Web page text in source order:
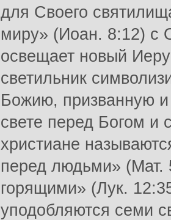
для Своего
миру» (Иоан. 8:12) с
освещает новый
светильник
Божию, призванную и
свете перед Богом и
христиане
перед людьми» (Мат.
горящими» (Лук.
уподобляются семи